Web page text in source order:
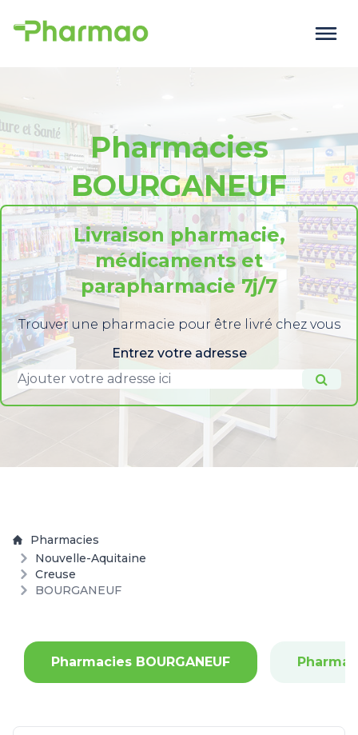
Pharmacies
BOURGANEUF
Livraison pharmacie,
médicaments et
parapharmacie 7j/7
Trouver une pharmacie pour être livré chez vous
Entrez votre adresse
Pharmacies
Nouvelle-Aquitaine
Creuse
BOURGANEUF
Pharmacies BOURGANEUF